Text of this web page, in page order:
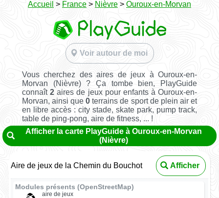
Accueil > France > Nièvre > Ouroux-en-Morvan
Voir autour de moi
Vous cherchez des aires de jeux à Ouroux-en-
Morvan (Nièvre) ? Ça tombe bien, PlayGuide
connaît 2aires de jeux pour enfants à Ouroux-en-
Morvan, ainsi que0 terrains de sport de plein air et
en libre accès : city stade, skate park, pump track,
table de ping-pong, aire de fitness, ... !
Afficher la carte PlayGuide à Ouroux-en-Morvan
(Nièvre)
Aire de jeux de la Chemin du Bouchot Afficher
Modules présents (OpenStreetMap)
aire de jeux